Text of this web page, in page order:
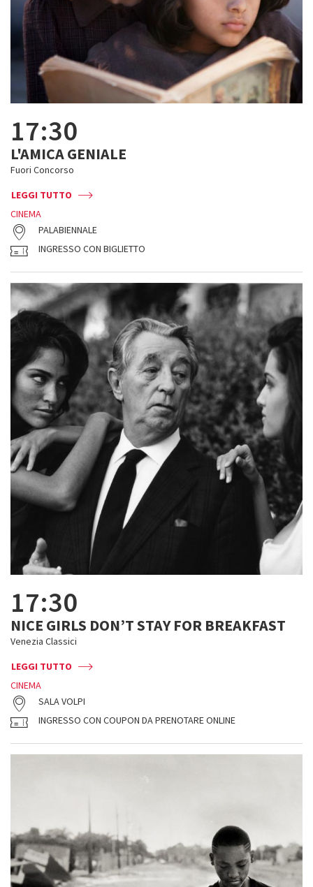
17:30
L'AMICA GENIALE
Fuori Concorso
LEGGI TUTTO
CINEMA
PALABIENNALE
INGRESSO CON BIGLIETTO
17:30
NICE GIRLS DON’T STAY FOR BREAKFAST
Venezia Classici
LEGGI TUTTO
CINEMA
SALA VOLPI
INGRESSO CON COUPON DA PRENOTARE ONLINE